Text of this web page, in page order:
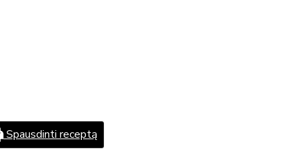
Spausdinti receptą